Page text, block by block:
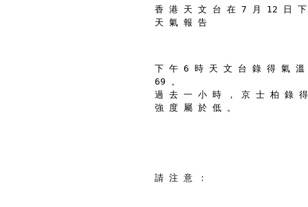
香 港 天 文 台 在 7 月 12 日
天 氣 報 告
下 午 6 時 天 文 台 錄 得 氣
69 。
過 去 一 小 時 ， 京 士 柏 錄
強 度 屬 於 低 。
請 注 意 ：